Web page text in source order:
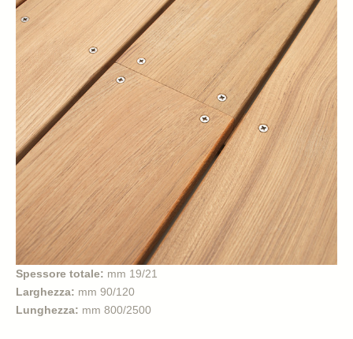
Spessore totale: mm 19/21
Larghezza: mm 90/120
Lunghezza: mm 800/2500